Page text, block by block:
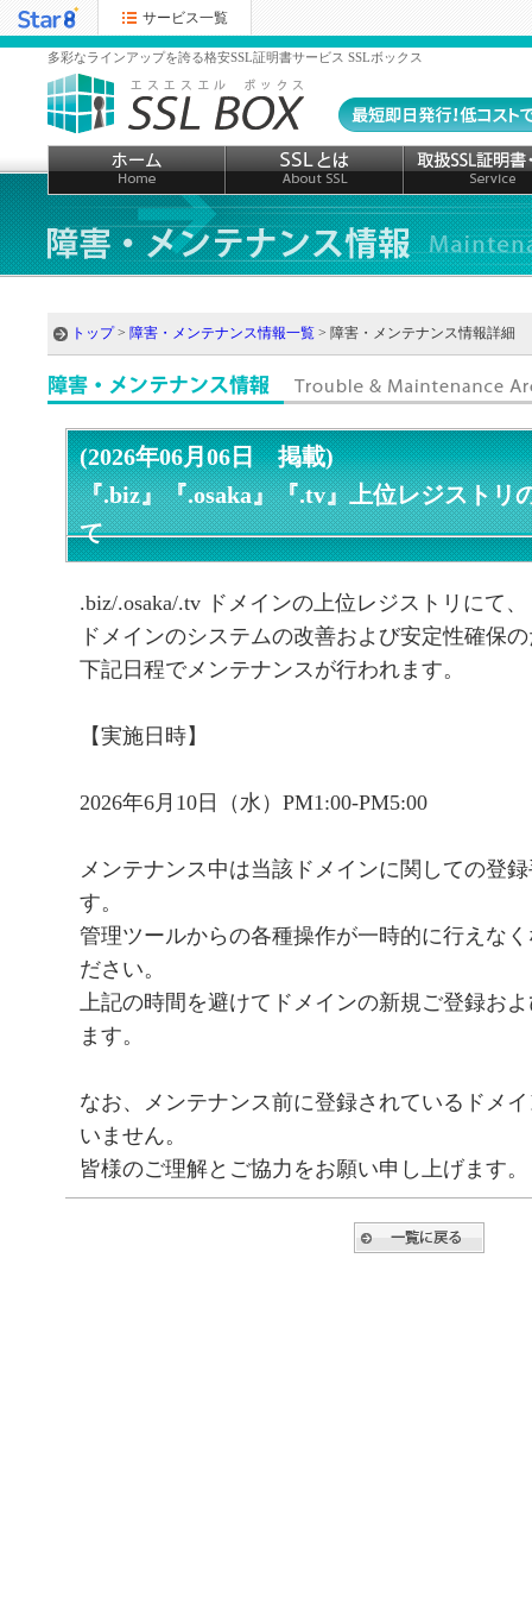
サービス一覧
多彩なラインアップを誇る格安SSL証明書サービス SSLボックス
トップ> 障害・メンテナンス情報一覧 > 障害・メンテナンス情報詳細
(2026年06月06日 掲載)
『.biz』『.osaka』『.tv』上位レジストリ
て
.biz/.osaka/.tv ドメインの上位レジストリにて、
ドメインのシステムの改善および安定性確保
下記日程でメンテナンスが行われます。
【実施日時】
2026年6月10日（水）PM1:00-PM5:00
メンテナンス中は当該ドメインに関しての登
す。
管理ツールからの各種操作が一時的に行えな
ださい。
上記の時間を避けてドメインの新規ご登録お
ます。
なお、メンテナンス前に登録されているドメ
いません。
皆様のご理解とご協力をお願い申し上げます。